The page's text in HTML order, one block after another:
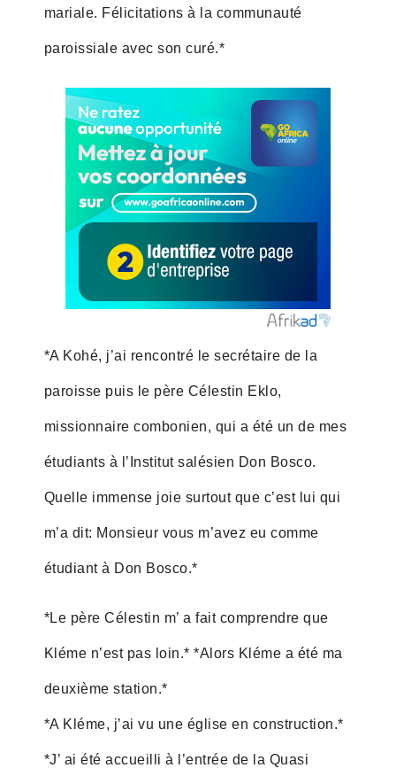
mariale. Félicitations à la communauté
paroissiale avec son curé.*
*A Kohé, j’ai rencontré le secrétaire de la
paroisse puis le père Célestin Eklo,
missionnaire combonien, qui a été un de mes
étudiants à l’Institut salésien Don Bosco.
Quelle immense joie surtout que c’est lui qui
m’a dit: Monsieur vous m’avez eu comme
étudiant à Don Bosco.*
*Le père Célestin m’ a fait comprendre que
Kléme n’est pas loin.* *Alors Kléme a été ma
deuxième station.*
*A Kléme, j’ai vu une église en construction.*
*J’ ai été accueilli à l’entrée de la Quasi